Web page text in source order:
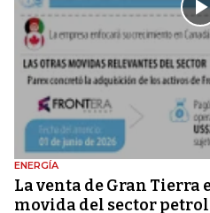
ENERGÍA
La venta de Gran Tierra
movida del sector